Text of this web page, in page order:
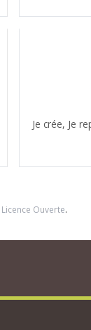
Je crée, Je
Licence Ouverte.